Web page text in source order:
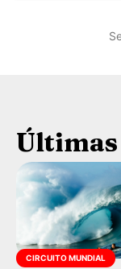
Últimas
CIRCUITO MUNDIAL